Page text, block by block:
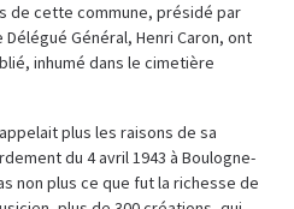
de cette commune, présidé par
Général, Henri Caron, ont
inhumé dans le cimetière
plus les raisons de sa
du 4 avril 1943 à Boulogne-
non plus ce que fut la richesse de